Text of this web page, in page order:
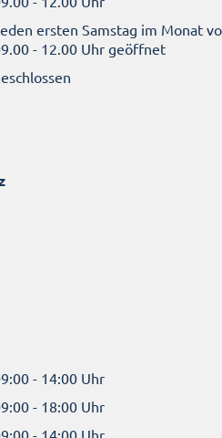
ersten Samstag im Monat
- 12.00 Uhr geöffnet
- 14:00 Uhr
- 18:00 Uhr
- 14:00 Uhr